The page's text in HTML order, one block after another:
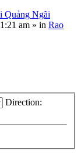
Quảng Ngãi
am » in Rao
Direction: